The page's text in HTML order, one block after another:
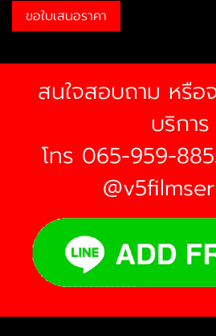
ขอใบเสนอราคา
สนใจสอบถาม หรือ
บริการ
โทร 065-959-